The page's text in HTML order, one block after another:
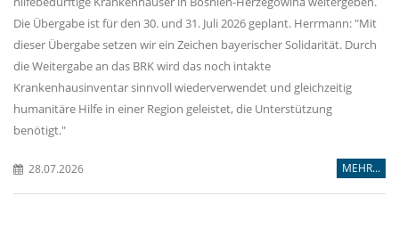
Die Übergabe ist für den 30. und 31. Juli 2026 geplant. Herrmann: "Mit
dieser Übergabe setzen wir ein Zeichen bayerischer Solidarität. Durch
die Weitergabe an das BRK wird das noch intakte
Krankenhausinventar sinnvoll wiederverwendet und gleichzeitig
humanitäre Hilfe in einer Region geleistet, die Unterstützung
benötigt."
28.07.2026 MEHR...